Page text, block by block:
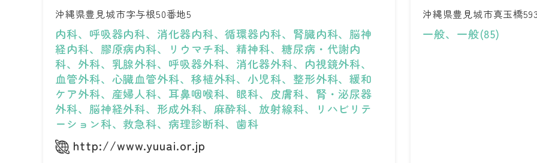
沖縄県豊見城市字与根50番地5
内科、呼吸器内科、消化器内科、循環器内科、腎臓内科、脳神
経内科、膠原病内科、リウマチ科、精神科、糖尿病・代謝内
科、外科、乳腺外科、呼吸器外科、消化器外科、内視鏡外科、
血管外科、心臓血管外科、移植外科、小児科、整形外科、緩和
ケア外科、産婦人科、耳鼻咽喉科、眼科、皮膚科、腎・泌尿器
外科、脳神経外科、形成外科、麻酔科、放射線科、リハビリテ
ーション科、救急科、病理診断科、歯科
http://www.yuuai.or.jp
沖縄県豊見城市真玉橋
一般、一般(85)